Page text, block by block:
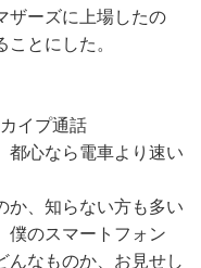
ザーズに上場したの
とにした。
イプ通話
心なら電車より速い
か、知らない方も多い
僕のスマートフォン
んなものか、お見せし